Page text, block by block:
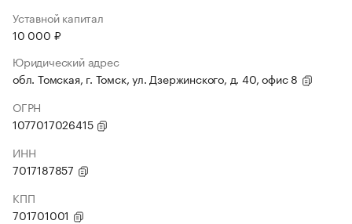
Уставной капитал
10 000 ₽
Юридический адрес
обл. Томская, г. Томск, ул. Дзержинского, д. 40, офис 8
ОГРН
1077017026415
ИНН
7017187857
КПП
701701001